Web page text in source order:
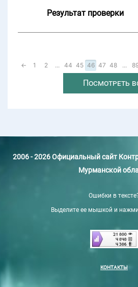
Результат проверки
← 1 2 ... 44 45 46 47 48 ...
Посмотреть
2006 - 2026 Официальный сайт
Мурманской
Ошибки в
Выделите ее мышкой и
КОНТАКТЫ